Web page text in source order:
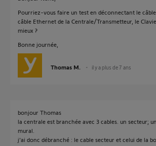
Pourriez-vous faire un test en déconnectant le
câble Ethernet de la Centrale/Transmetteur, le
mieux ?
Bonne journée,
Thomas M. il y a plus de 7 ans
bonjour Thomas
la centrale est branchée avec 3 cables. un secteur;
mural.
j'ai donc débranché : le cable secteur et celui de la